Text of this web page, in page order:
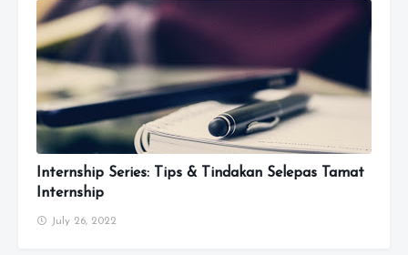
Internship Series: Tips & Tindakan Selepas Tamat
Internship
July 26, 2022